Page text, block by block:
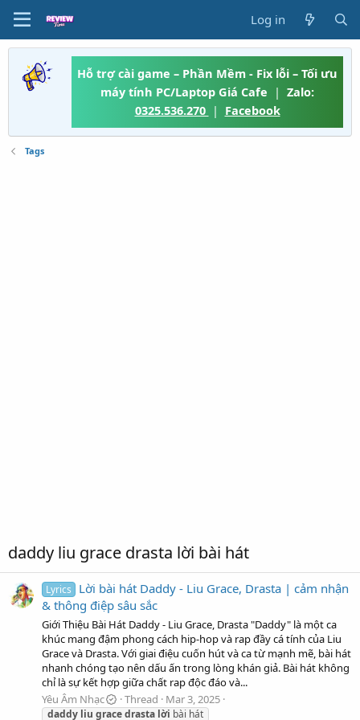
Log in
Hỗ trợ cài game – Phần Mềm - Fix lỗi – Tối ưu
máy tính PC/Laptop Giá Cafe | Zalo:
0325.536.270 | Facebook
Tags
daddy liu grace drasta lời bài hát
Lyrics
Lời bài hát Daddy - Liu Grace, Drasta | cảm nhận
& thông điệp sâu sắc
Giới Thiệu Bài Hát Daddy - Liu Grace, Drasta "Daddy" là một ca
khúc mang đậm phong cách hip-hop và rap đầy cá tính của Liu
Grace và Drasta. Với giai điệu cuốn hút và ca từ mạnh mẽ, bài hát
nhanh chóng tạo nên dấu ấn trong lòng khán giả. Bài hát không
chỉ là sự kết hợp giữa chất rap độc đáo và...
Yêu Âm Nhạc
Thread Mar 3, 2025
daddy liu gracedrasta lời bài hát